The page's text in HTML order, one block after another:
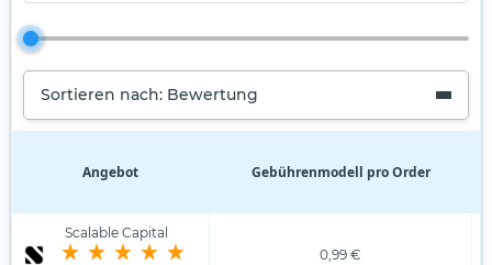
Sortieren nach: Bewertung
Angebot Gebührenmodell pro Order
Scalable Capital
0,99 €